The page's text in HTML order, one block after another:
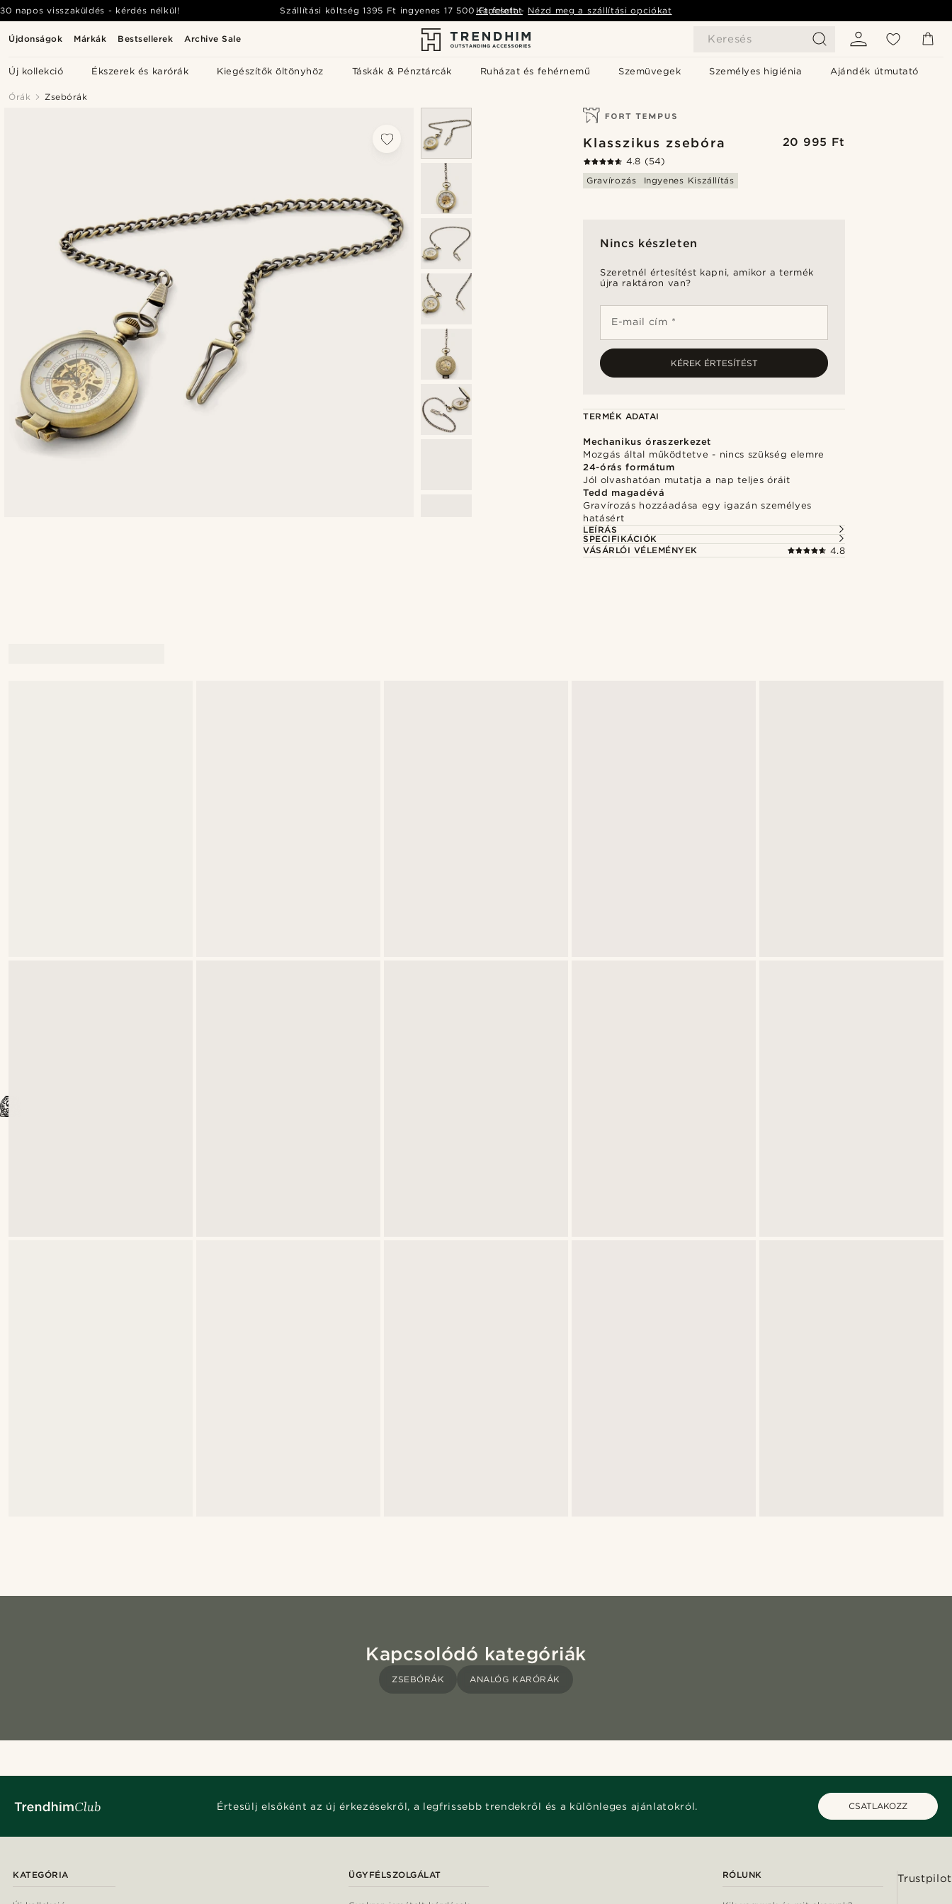
Újdonságok Márkák Bestsellerek Archive Sale Keresés
Új kollekció Ékszerek és karórák Kiegészítők öltönyhöz Táskák & Pénztárcák Ruházat és fehérnemű Szemüvegek Személyes higiénia Ajándék útmutató
30 napos visszaküldés - kérdés nélkül! Szállítási költség1395 Ft ingyenes 17 500 Ft felett- Nézd meg a szállítási opciókat
Kapcsolat
Órák Zsebórák
Klasszikus zsebóra 20 995 Ft
4.8 (54)
Gravírozás
Ingyenes Kiszállítás
Nincs készleten
Szeretnél értesítést kapni, amikor a termék
újra raktáron van?
E-mail cím *
KÉREK ÉRTESÍTÉST
TERMÉK ADATAI
Mechanikus óraszerkezet
Mozgás által működtetve - nincs szükség elemre
24-órás formátum
Jól olvashatóan mutatja a nap teljes óráit
Tedd magadévá
Gravírozás hozzáadása egy igazán személyes
hatásért
LEÍRÁS
SPECIFIKÁCIÓK
VÁSÁRLÓI VÉLEMÉNYEK
4.8
Kapcsolódó kategóriák
ZSEBÓRÁK ANALÓG KARÓRÁK
Értesülj elsőként az új érkezésekről, a legfrissebb trendekről és a különleges ajánlatokról. CSATLAKOZZ
KATEGÓRIA ÜGYFÉLSZOLGÁLAT RÓLUNK Trustpilot